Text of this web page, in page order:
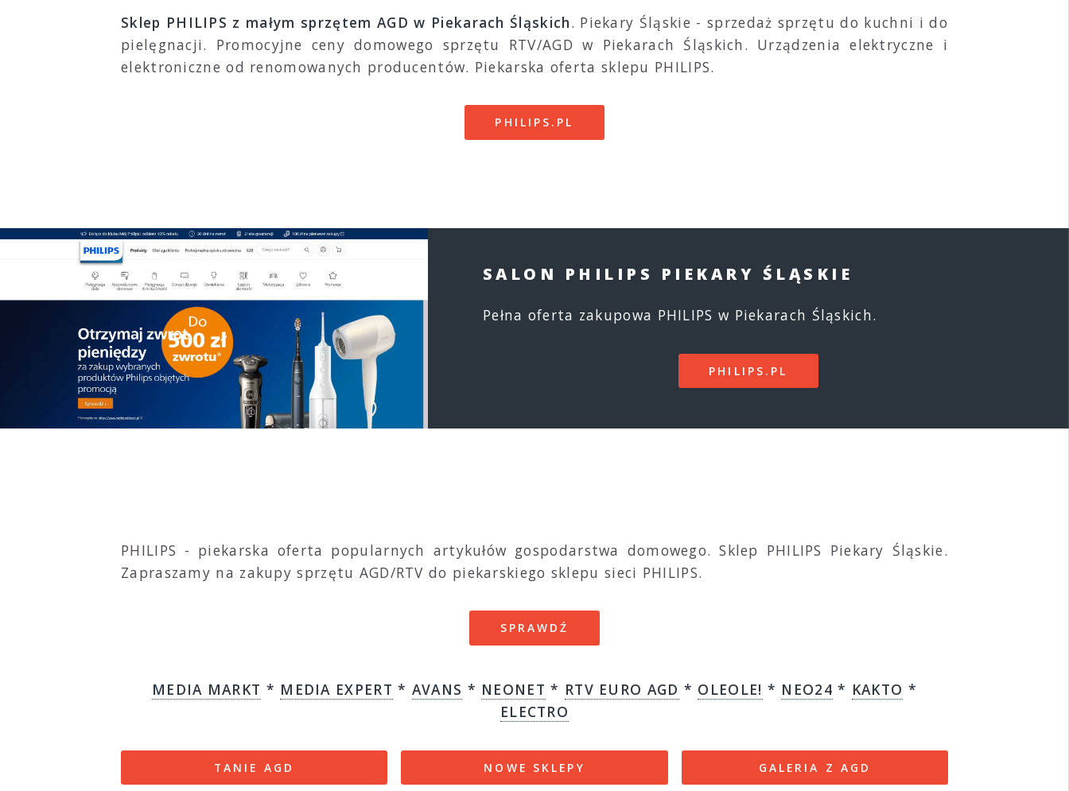
Sklep PHILIPS z małym sprzętem AGD w Piekarach Śląskich. Piekary Śląskie - sprzedaż sprzętu do kuchni i do
pielęgnacji. Promocyjne ceny domowego sprzętu RTV/AGD w Piekarach Śląskich. Urządzenia elektryczne i
elektroniczne od renomowanych producentów. Piekarska oferta sklepu PHILIPS.
PHILIPS.PL
SALON PHILIPS PIEKARY ŚLĄSKIE
Pełna oferta zakupowa PHILIPS w Piekarach Śląskich.
PHILIPS.PL
PHILIPS - piekarska oferta popularnych artykułów gospodarstwa domowego. Sklep PHILIPS Piekary Śląskie.
Zapraszamy na zakupy sprzętu AGD/RTV do piekarskiego sklepu sieci PHILIPS.
SPRAWDŹ
MEDIA MARKT * MEDIA EXPERT * AVANS * NEONET * RTV EURO AGD * OLEOLE! * NEO24 * KAKTO *
ELECTRO
TANIE AGD NOWE SKLEPY GALERIA Z AGD